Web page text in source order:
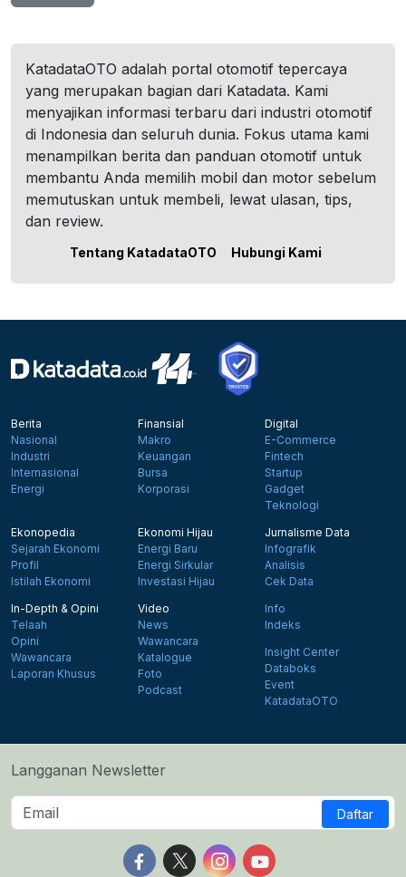
KatadataOTO adalah portal otomotif tepercaya
yang merupakan bagian dari Katadata. Kami
menyajikan informasi terbaru dari industri otomotif
di Indonesia dan seluruh dunia. Fokus utama kami
menampilkan berita dan panduan otomotif untuk
membantu Anda memilih mobil dan motor sebelum
memutuskan untuk membeli, lewat ulasan, tips,
dan review.
Tentang KatadataOTO Hubungi Kami
Berita
Nasional
Industri
Internasional
Energi
Finansial
Makro
Keuangan
Bursa
Korporasi
Digital
E-Commerce
Fintech
Startup
Gadget
Teknologi
Ekonopedia
Sejarah Ekonomi
Profil
Istilah Ekonomi
Ekonomi Hijau
Energi Baru
Energi Sirkular
Investasi Hijau
Jurnalisme Data
Infografik
Analisis
Cek Data
In-Depth & Opini
Telaah
Opini
Wawancara
Laporan Khusus
Video
News
Wawancara
Katalogue
Foto
Podcast
Info
Indeks
Insight Center
Databoks
Event
KatadataOTO
Langganan Newsletter
Daftar
Follow us on Facebook
Follow us on X
Follow us on Instagram
Follow us on